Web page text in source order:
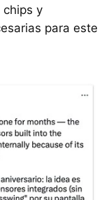
y
para este